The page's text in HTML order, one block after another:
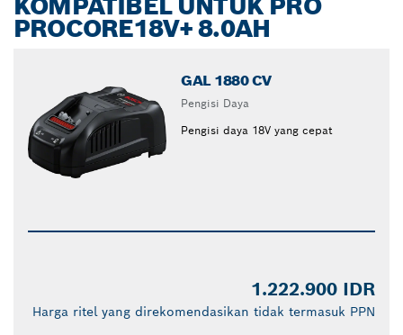
PROCORE18V+ 8.0AH
GAL 1880 CV
Pengisi Daya
Pengisi daya 18V yang cepat
1.222.900 IDR
Harga ritel yang direkomendasikan tidak termasuk PPN